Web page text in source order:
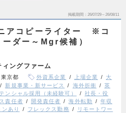
掲載期間 26/07/29～26/08/11
アコピーライター ※コ
ダー～Mgr候補）
ングファーム
東京都 外資系企業 上場企業
大
新規事業・新サービス 海外折衝
英
ンシャル採用（未経験可）
社長・役
責任者 開発責任者 海外転勤
年収
あり フレックス勤務
リモートワー